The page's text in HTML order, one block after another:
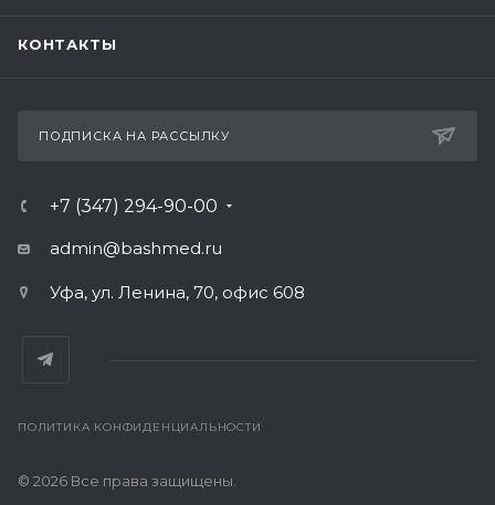
КОНТАКТЫ
ПОДПИСКА НА РАССЫЛКУ
+7 (347) 294-90-00
admin@bashmed.ru
Уфа, ул. Ленина, 70, офис 608
ПОЛИТИКА КОНФИДЕНЦИАЛЬНОСТИ
© 2026 Все права защищены.